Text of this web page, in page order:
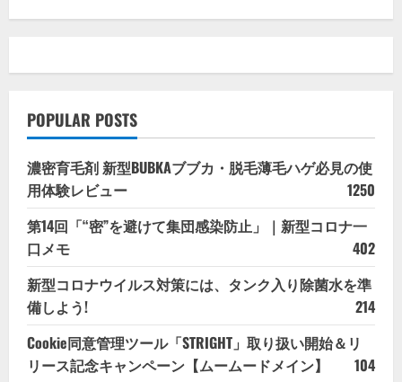
POPULAR POSTS
濃密育毛剤 新型BUBKAブブカ・脱毛薄毛ハゲ必見の使
用体験レビュー
1250
第14回「“密”を避けて集団感染防止」｜新型コロナ一
口メモ
402
新型コロナウイルス対策には、タンク入り除菌水を準
備しよう!
214
Cookie同意管理ツール「STRIGHT」取り扱い開始＆リ
リース記念キャンペーン【ムームードメイン】
104